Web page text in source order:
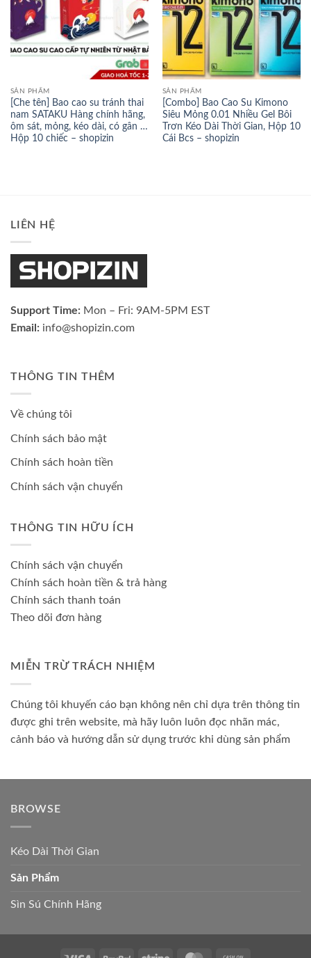
SẢN PHẨM
[Che tên] Bao cao su tránh thai
nam SATAKU Hàng chính hãng,
ôm sát, mỏng, kéo dài, có gân …
Hộp 10 chiếc – shopizin
SẢN PHẨM
[Combo] Bao Cao Su Kimono
Siêu Mỏng 0.01 Nhiều Gel Bôi
Trơn Kéo Dài Thời Gian, Hộp 10
Cái Bcs – shopizin
LIÊN HỆ
Support Time: Mon – Fri: 9AM-5PM EST
Email: info@shopizin.com
THÔNG TIN THÊM
Về chúng tôi
Chính sách bảo mật
Chính sách hoàn tiền
Chính sách vận chuyển
THÔNG TIN HỮU ÍCH
Chính sách vận chuyển
Chính sách hoàn tiền & trả hàng
Chính sách thanh toán
Theo dõi đơn hàng
MIỄN TRỪ TRÁCH NHIỆM
Chúng tôi khuyến cáo bạn không nên chỉ dựa trên thông tin
được ghi trên website, mà hãy luôn luôn đọc nhãn mác,
cảnh báo và hướng dẫn sử dụng trước khi dùng sản phẩm
BROWSE
Kéo Dài Thời Gian
Sản Phẩm
Sìn Sú Chính Hãng